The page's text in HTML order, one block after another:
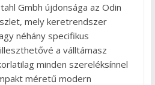
Gmbh újdonsága az Odin
mely keretrendszer
néhány specifikus
a válltámasz
minden szereléksínnel
méretű modern